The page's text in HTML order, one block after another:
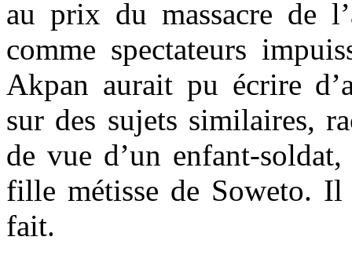
au prix du massacre de
comme spectateurs
Akpan aurait pu écrire
sur des sujets similaires,
de vue d’un enfant-
fille métisse de Soweto.
fait.